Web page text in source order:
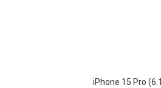
iPhone 15 Pro